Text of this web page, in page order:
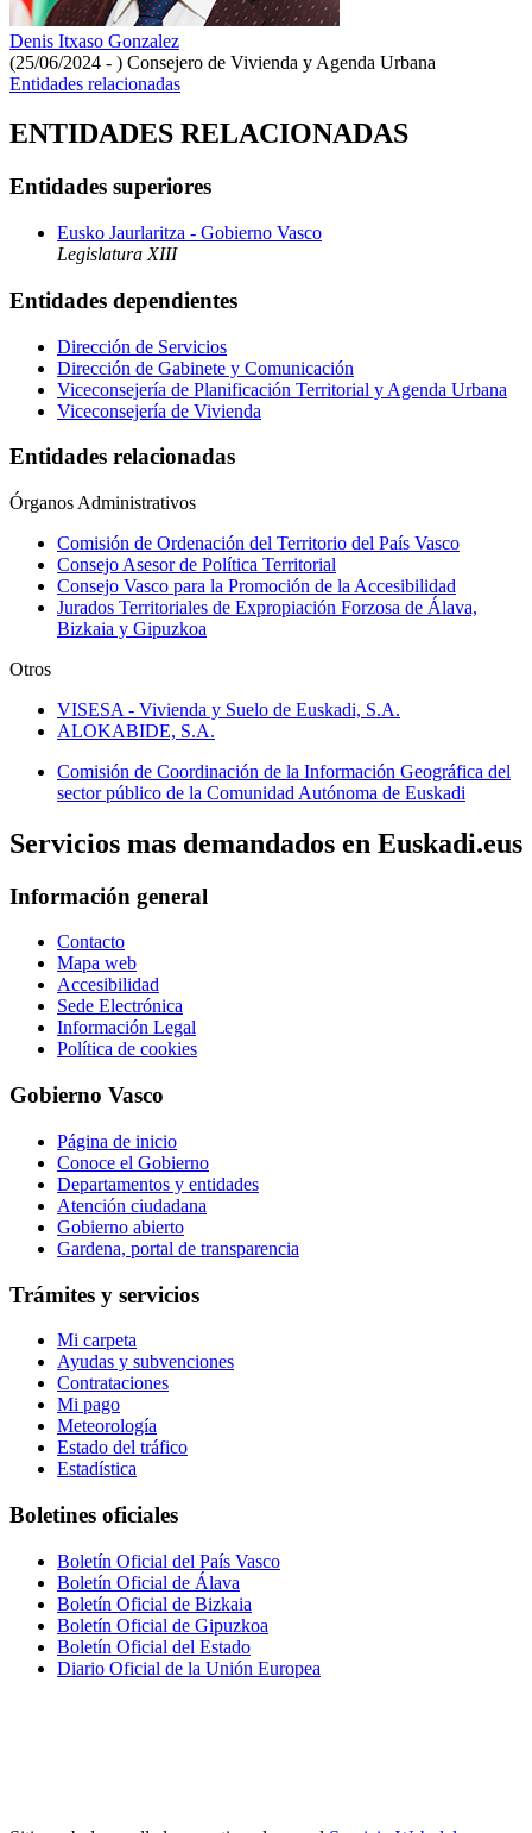
Denis Itxaso Gonzalez
(25/06/2024 - ) Consejero de Vivienda y Agenda Urbana
Entidades relacionadas
ENTIDADES RELACIONADAS
Entidades superiores
Eusko Jaurlaritza - Gobierno Vasco
Legislatura XIII
Entidades dependientes
Dirección de Servicios
Dirección de Gabinete y Comunicación
Viceconsejería de Planificación Territorial y Agenda Urbana
Viceconsejería de Vivienda
Entidades relacionadas
Órganos Administrativos
Comisión de Ordenación del Territorio del País Vasco
Consejo Asesor de Política Territorial
Consejo Vasco para la Promoción de la Accesibilidad
Jurados Territoriales de Expropiación Forzosa de Álava,
Bizkaia y Gipuzkoa
Otros
VISESA - Vivienda y Suelo de Euskadi, S.A.
ALOKABIDE, S.A.
Comisión de Coordinación de la Información Geográfica del
sector público de la Comunidad Autónoma de Euskadi
Servicios mas demandados en Euskadi.eus
Información general
Contacto
Mapa web
Accesibilidad
Sede Electrónica
Información Legal
Política de cookies
Gobierno Vasco
Página de inicio
Conoce el Gobierno
Departamentos y entidades
Atención ciudadana
Gobierno abierto
Gardena, portal de transparencia
Trámites y servicios
Mi carpeta
Ayudas y subvenciones
Contrataciones
Mi pago
Meteorología
Estado del tráfico
Estadística
Boletines oficiales
Boletín Oficial del País Vasco
Boletín Oficial de Álava
Boletín Oficial de Bizkaia
Boletín Oficial de Gipuzkoa
Boletín Oficial del Estado
Diario Oficial de la Unión Europea